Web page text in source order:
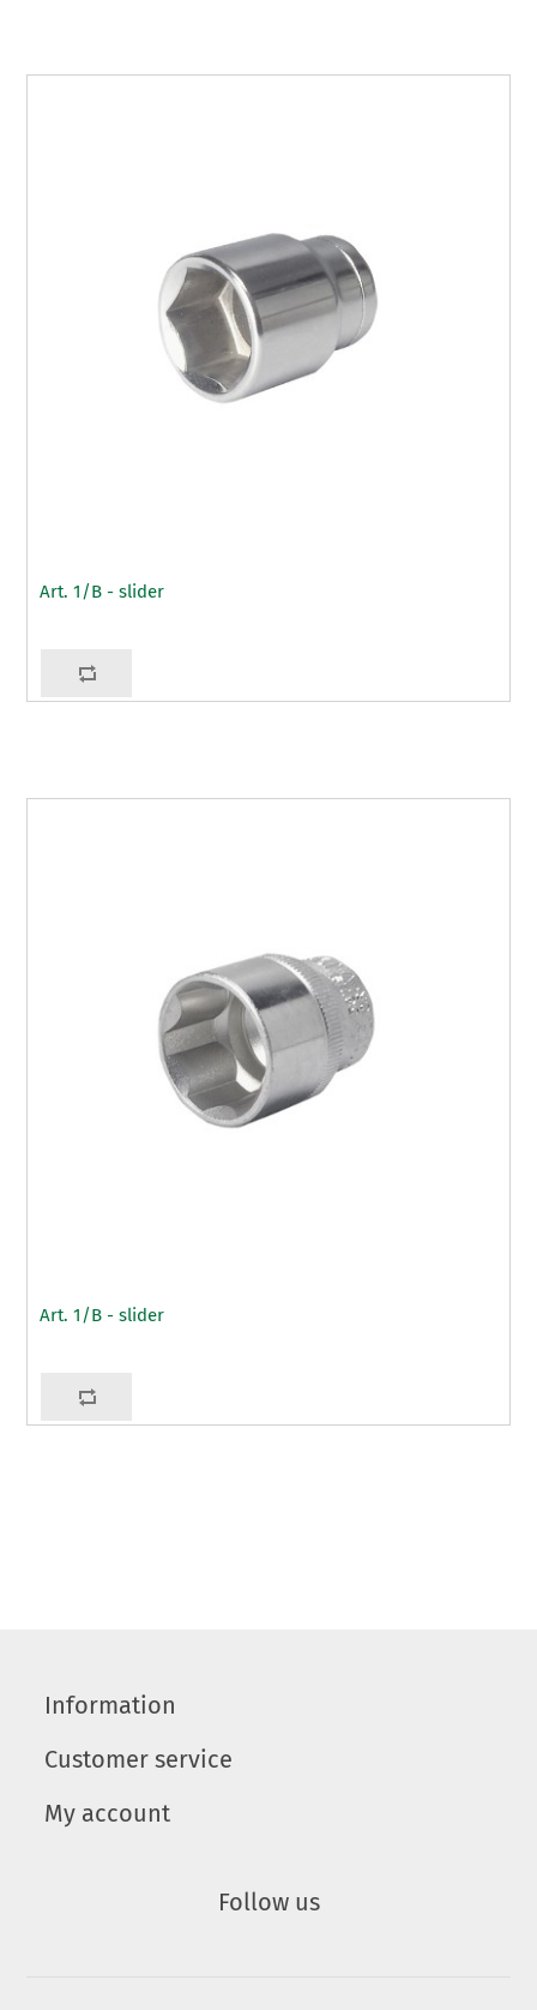
Art. 1/B - slider
Art. 1/B - slider
Information
Customer service
My account
Follow us